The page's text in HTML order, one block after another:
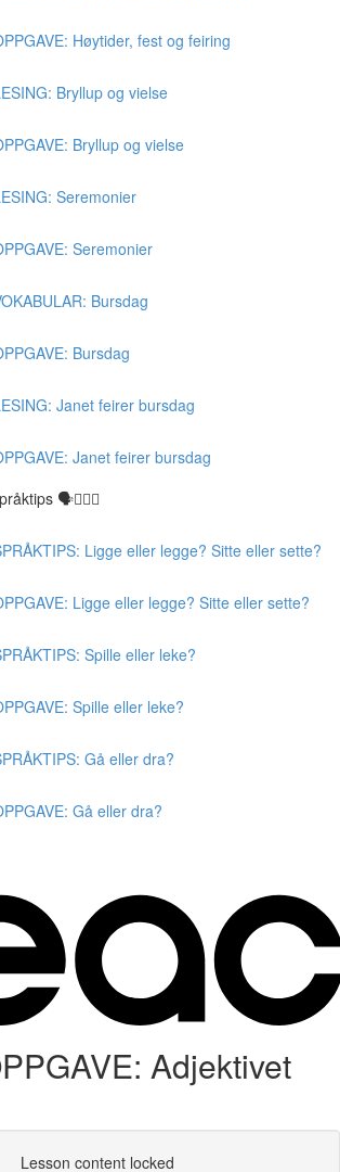
Høytider, fest og feiring
Bryllup og vielse
Bryllup og vielse
Seremonier
Seremonier
Bursdag
Bursdag
Janet feirer bursdag
Janet feirer bursdag
🗣☝🏼✅
Ligge eller legge? Sitte eller sette?
Ligge eller legge? Sitte eller sette?
Spille eller leke?
Spille eller leke?
Gå eller dra?
Gå eller dra?
Adjektivet
Lesson content locked